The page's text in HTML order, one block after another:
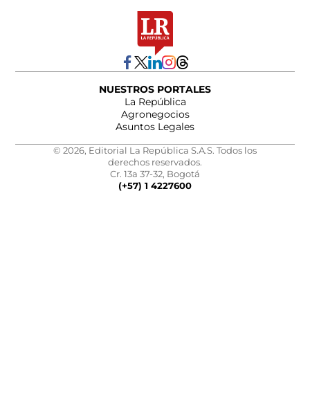
NUESTROS PORTALES
La República
Agronegocios
Asuntos Legales
© 2026, Editorial La República S.A.S. Todos los
derechos reservados.
Cr. 13a 37-32, Bogotá
(+57) 1 4227600